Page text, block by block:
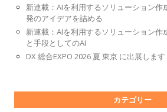
新連載：AIを利用するソリューション作
発のアイデアを詰める
新連載：AIを利用するソリューション作
と手段としてのAI
DX 総合EXPO 2026 夏 東京 に出展します
カテゴリー